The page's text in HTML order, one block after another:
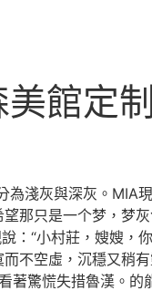
館定
為淺灰與深灰。MIA
那只是一个梦，梦
：“小村莊，嫂嫂，
不空虛，沉穩又稍
著驚慌失措魯漢。的